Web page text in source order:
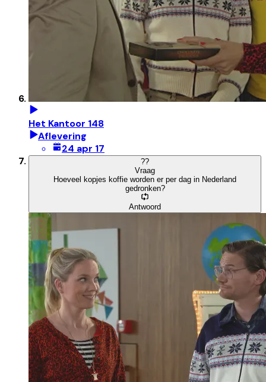
Het Kantoor 148
Aflevering
24 apr 17
??
Vraag
Hoeveel kopjes koffie worden er per dag in Nederland
gedronken?
Antwoord